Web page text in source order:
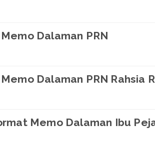
Dalaman PRN
Dalaman PRN Rahsia
Memo Dalaman Ibu